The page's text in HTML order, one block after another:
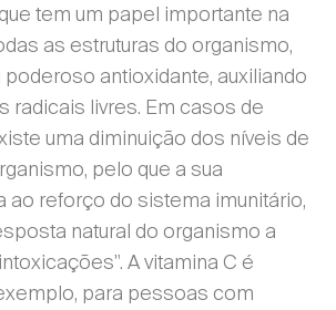
tem um papel importante na
as estruturas do organismo,
antioxidante, auxiliando
radicais livres. Em casos de
uma diminuição dos níveis de
pelo que a sua
ao reforço do sistema imunitário,
natural do organismo a
A vitamina C é
para pessoas com